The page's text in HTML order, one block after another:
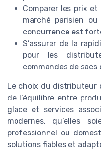
Comparer les prix
marché parisien
concurrence est
S’assurer de la
pour les
commandes de sacs
Le choix du distributeur
de l’équilibre entre
glace et services
modernes, qu’elles
professionnel ou
solutions fiables et